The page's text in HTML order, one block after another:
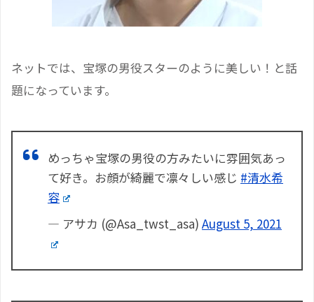
ネットでは、宝塚の男役スターのように美しい！と話
題になっています。
めっちゃ宝塚の男役の方みたいに雰囲気あっ
て好き。お顔が綺麗で凛々しい感じ #清水希
容
— アサカ (@Asa_twst_asa) August 5, 2021